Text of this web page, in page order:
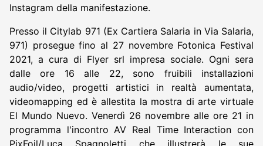
Instagram della manifestazione.
Presso il Citylab 971 (Ex Cartiera Salaria in Via Salaria,
971) prosegue fino al 27 novembre Fotonica Festival
2021, a cura di Flyer srl impresa sociale. Ogni sera
dalle ore 16 alle 22, sono fruibili installazioni
audio/video, progetti artistici in realtà aumentata,
videomapping ed è allestita la mostra di arte virtuale
El Mundo Nuevo. Venerdì 26 novembre alle ore 21 in
programma l'incontro AV Real Time Interaction con
PixFoil/Luca Spagnoletti che illustrerà le sue